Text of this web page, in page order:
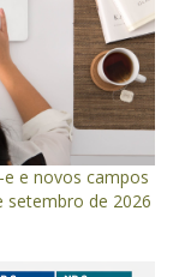
e e novos campos
setembro de 2026